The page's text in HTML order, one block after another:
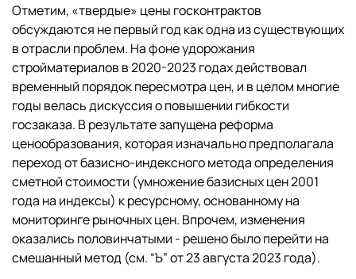
Отметим, «твердые» цены госконтрактов
обсуждаются не первый год как одна из существующих
в отрасли проблем. На фоне удорожания
стройматериалов в 2020-2023 годах действовал
временный порядок пересмотра цен, и в целом многие
годы велась дискуссия о повышении гибкости
госзаказа. В результате запущена реформа
ценообразования, которая изначально предполагала
переход от базисно-индексного метода определения
сметной стоимости (умножение базисных цен 2001
года на индексы) к ресурсному, основанному на
мониторинге рыночных цен. Впрочем, изменения
оказались половинчатыми - решено было перейти на
смешанный метод (см. “Ъ” от 23 августа 2023 года).